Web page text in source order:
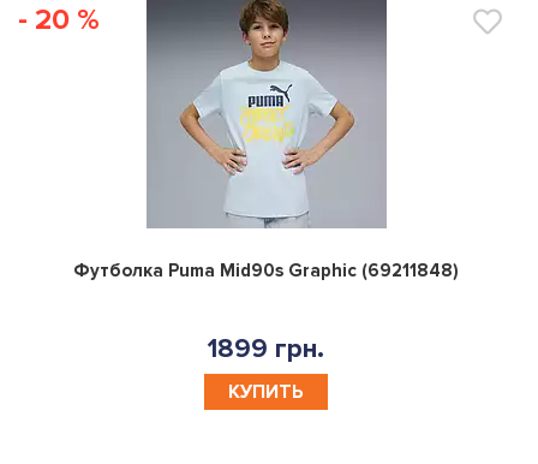
- 20 %
0
Футболка Puma Mid90s Graphic (69211848)
1899 грн.
КУПИТЬ